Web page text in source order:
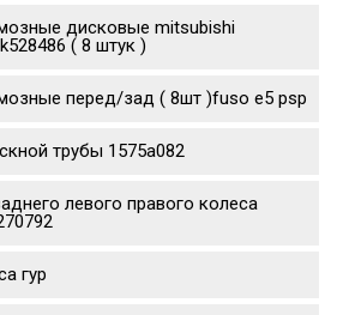
дисковые mitsubishi
( 8 штук )
перед/зад ( 8шт )fuso е5 psp
трубы 1575a082
левого правого колеса
гур